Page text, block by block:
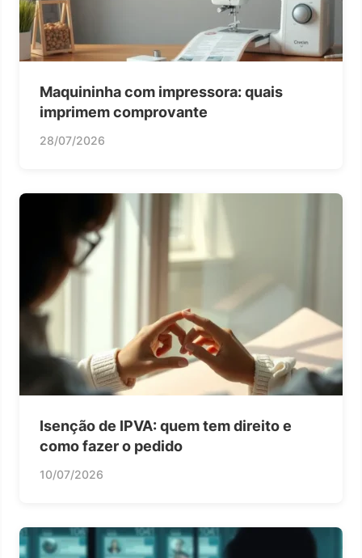
Maquininha com impressora: quais
imprimem comprovante
28/07/2026
Isenção de IPVA: quem tem direito e
como fazer o pedido
10/07/2026